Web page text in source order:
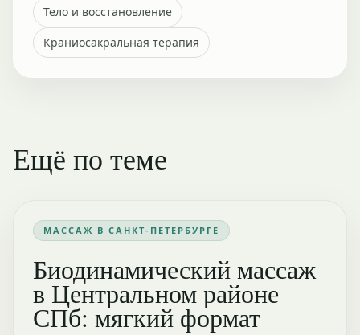
Тело и восстановление
Краниосакральная терапия
Ещё по теме
МАССАЖ В САНКТ-ПЕТЕРБУРГЕ
Биодинамический массаж
в Центральном районе
СПб: мягкий формат